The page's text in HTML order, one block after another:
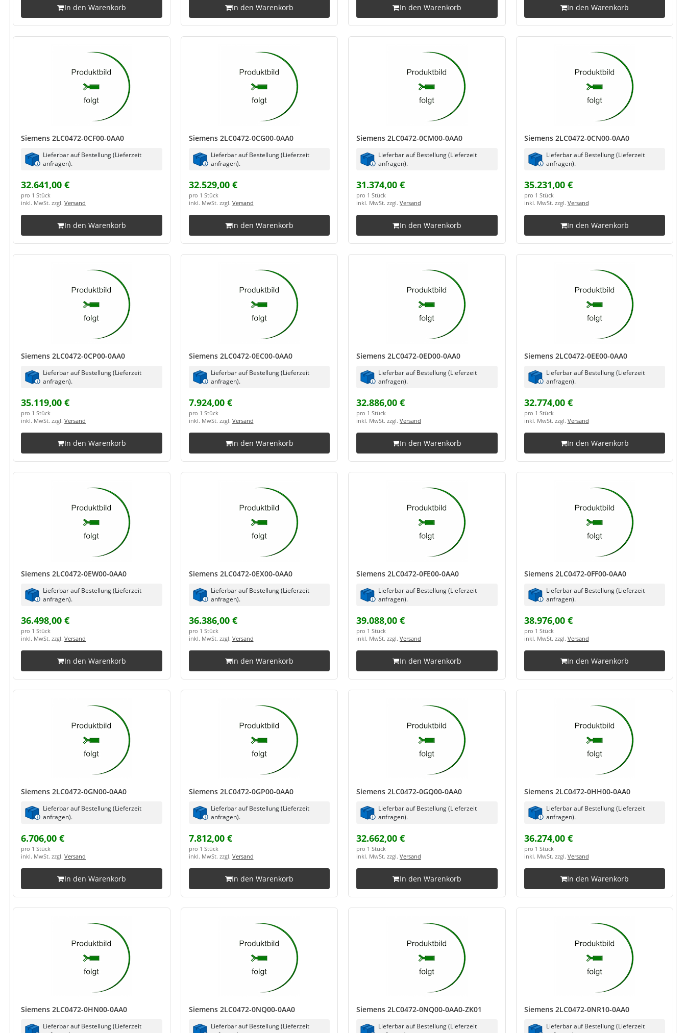
In den Warenkorb In den Warenkorb In den Warenkorb In den Warenkorb
Siemens 2LC0472-0CF00-0AA0
Lieferbar auf Bestellung (Lieferzeit
anfragen).
32.641,00 €
pro 1 Stück
inkl. MwSt. zzgl. Versand
In den Warenkorb
Siemens 2LC0472-0CG00-0AA0
Lieferbar auf Bestellung (Lieferzeit
anfragen).
32.529,00 €
pro 1 Stück
inkl. MwSt. zzgl. Versand
In den Warenkorb
Siemens 2LC0472-0CM00-0AA0
Lieferbar auf Bestellung (Lieferzeit
anfragen).
31.374,00 €
pro 1 Stück
inkl. MwSt. zzgl. Versand
In den Warenkorb
Siemens 2LC0472-0CN00-0AA0
Lieferbar auf Bestellung (Lieferzeit
anfragen).
35.231,00 €
pro 1 Stück
inkl. MwSt. zzgl. Versand
In den Warenkorb
Siemens 2LC0472-0CP00-0AA0
Lieferbar auf Bestellung (Lieferzeit
anfragen).
35.119,00 €
pro 1 Stück
inkl. MwSt. zzgl. Versand
In den Warenkorb
Siemens 2LC0472-0EC00-0AA0
Lieferbar auf Bestellung (Lieferzeit
anfragen).
7.924,00 €
pro 1 Stück
inkl. MwSt. zzgl. Versand
In den Warenkorb
Siemens 2LC0472-0ED00-0AA0
Lieferbar auf Bestellung (Lieferzeit
anfragen).
32.886,00 €
pro 1 Stück
inkl. MwSt. zzgl. Versand
In den Warenkorb
Siemens 2LC0472-0EE00-0AA0
Lieferbar auf Bestellung (Lieferzeit
anfragen).
32.774,00 €
pro 1 Stück
inkl. MwSt. zzgl. Versand
In den Warenkorb
Siemens 2LC0472-0EW00-0AA0
Lieferbar auf Bestellung (Lieferzeit
anfragen).
36.498,00 €
pro 1 Stück
inkl. MwSt. zzgl. Versand
In den Warenkorb
Siemens 2LC0472-0EX00-0AA0
Lieferbar auf Bestellung (Lieferzeit
anfragen).
36.386,00 €
pro 1 Stück
inkl. MwSt. zzgl. Versand
In den Warenkorb
Siemens 2LC0472-0FE00-0AA0
Lieferbar auf Bestellung (Lieferzeit
anfragen).
39.088,00 €
pro 1 Stück
inkl. MwSt. zzgl. Versand
In den Warenkorb
Siemens 2LC0472-0FF00-0AA0
Lieferbar auf Bestellung (Lieferzeit
anfragen).
38.976,00 €
pro 1 Stück
inkl. MwSt. zzgl. Versand
In den Warenkorb
Siemens 2LC0472-0GN00-0AA0
Lieferbar auf Bestellung (Lieferzeit
anfragen).
6.706,00 €
pro 1 Stück
inkl. MwSt. zzgl. Versand
In den Warenkorb
Siemens 2LC0472-0GP00-0AA0
Lieferbar auf Bestellung (Lieferzeit
anfragen).
7.812,00 €
pro 1 Stück
inkl. MwSt. zzgl. Versand
In den Warenkorb
Siemens 2LC0472-0GQ00-0AA0
Lieferbar auf Bestellung (Lieferzeit
anfragen).
32.662,00 €
pro 1 Stück
inkl. MwSt. zzgl. Versand
In den Warenkorb
Siemens 2LC0472-0HH00-0AA0
Lieferbar auf Bestellung (Lieferzeit
anfragen).
36.274,00 €
pro 1 Stück
inkl. MwSt. zzgl. Versand
In den Warenkorb
Siemens 2LC0472-0HN00-0AA0
Lieferbar auf Bestellung (Lieferzeit
Siemens 2LC0472-0NQ00-0AA0
Lieferbar auf Bestellung (Lieferzeit
Siemens 2LC0472-0NQ00-0AA0-ZK01
Lieferbar auf Bestellung (Lieferzeit
Siemens 2LC0472-0NR10-0AA0
Lieferbar auf Bestellung (Lieferzeit